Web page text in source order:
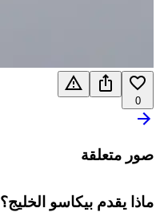
0
صور متعلقة
ماذا يقدم بيكاسو الخليج؟